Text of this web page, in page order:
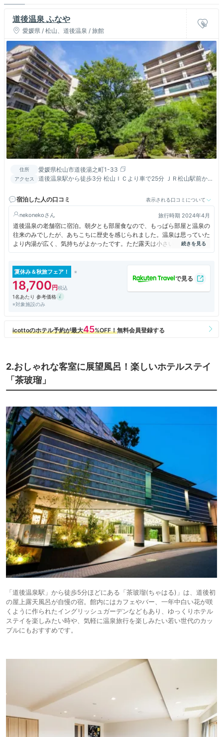
道後温泉 ふなや
愛媛県 / 松山、道後温泉 / 旅館
住所 愛媛県松山市道後湯之町1-33
アクセス
道後温泉駅から徒歩3分 松山ＩＣより車で25分 ＪＲ松山駅前か
宿泊した人の口コミ
表示される口コミについて
nekoneko 旅行時期 2024年4月
道後温泉の老舗宿に宿泊。朝夕とも部屋食なので、もっぱら部屋と温泉の
往来のみでしたが、あちこちに歴史を感じられました。温泉は思っていた
より内湯が広く、気持ちがよかったです。ただ露天は小さいですね。2‐3
人同時に入ったら窮屈な感じ。これは残念でした。食事は美味しいのです
ん。場所は温泉街まで、近からず遠からずで、食後の散策にはちょうどい
い感じでした。
夏休み＆秋旅フェア！
18,700
1名あたり 参考価格
※対象施設のみ
2.おしゃれな客室に展望風呂！楽しいホテルステイ
「茶玻瑠」
「道後温泉駅」から徒歩5分ほどにある「茶玻瑠(ちゃはる)」は、道後初
の屋上露天風呂が自慢の宿。館内にはカフェやバー、一年中白い花が咲
くように作られたイングリッシュガーデンなどもあり、ゆっくりホテル
ステイを楽しみたい時や、気軽に温泉旅行を楽しみたい若い世代のカッ
プルにもおすすめです。